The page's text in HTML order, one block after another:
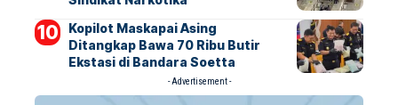
Kopilot Maskapai Asing
Ditangkap Bawa 70 Ribu Butir
Ekstasi di Bandara Soetta
- Advertisement -